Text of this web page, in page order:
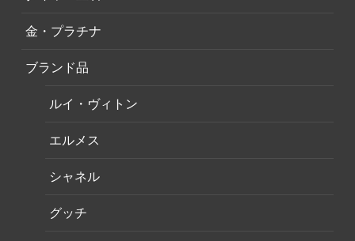
金・プラチナ
ブランド品
ルイ・ヴィトン
エルメス
シャネル
グッチ